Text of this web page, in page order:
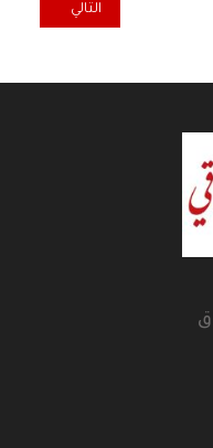
الدولية المقال التالي:
التالي